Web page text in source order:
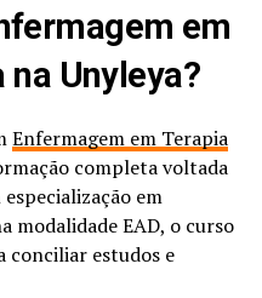
em
na Unyleya?
Enfermagem em Terapia
completa voltada
em
modalidade EAD, o curso
conciliar estudos e